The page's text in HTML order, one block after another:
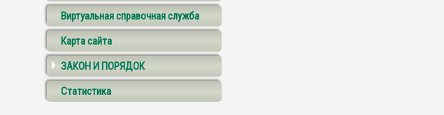
Виртуальная справочная служба
Карта сайта
ЗАКОН И ПОРЯДОК
Статистика